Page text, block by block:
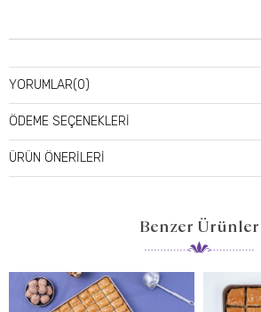
YORUMLAR(0)
ÖDEME SEÇENEKLERI
ÜRÜN ÖNERILERI
Benzer Ürünler